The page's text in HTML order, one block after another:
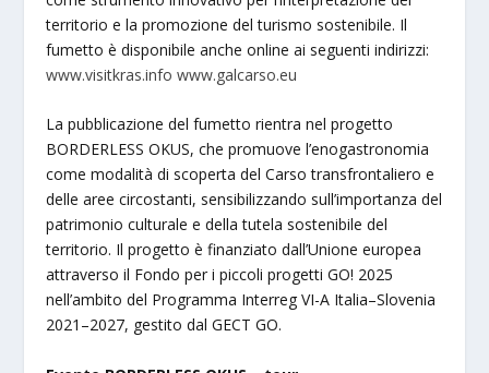
territorio e la promozione del turismo sostenibile. Il
fumetto è disponibile anche online ai seguenti indirizzi:
www.visitkras.info www.galcarso.eu
La pubblicazione del fumetto rientra nel progetto
BORDERLESS OKUS, che promuove l’enogastronomia
come modalità di scoperta del Carso transfrontaliero e
delle aree circostanti, sensibilizzando sull’importanza del
patrimonio culturale e della tutela sostenibile del
territorio. Il progetto è finanziato dall’Unione europea
attraverso il Fondo per i piccoli progetti GO! 2025
nell’ambito del Programma Interreg VI-A Italia–Slovenia
2021–2027, gestito dal GECT GO.